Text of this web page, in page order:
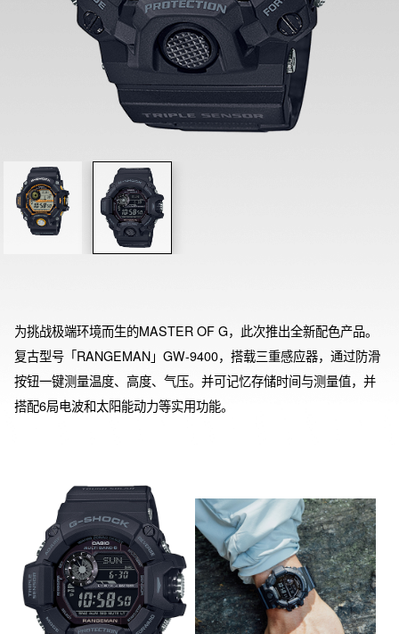
为挑战极端环境而生的MASTER OF G，此次推出全新配色产品。
复古型号「RANGEMAN」GW-9400，搭载三重感应器，通过防滑
按钮一键测量温度、高度、气压。并可记忆存储时间与测量值，并
搭配6局电波和太阳能动力等实用功能。